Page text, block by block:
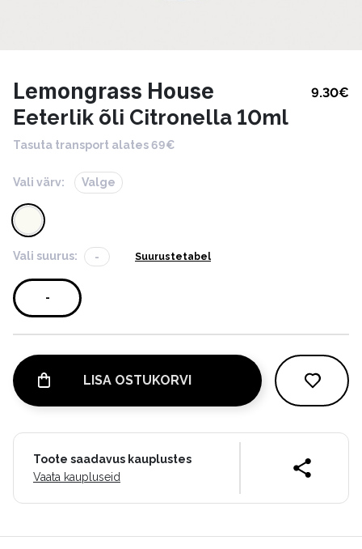
Lemongrass House 9.30€
Eeterlik õli Citronella 10ml
Tasuta transport alates 69€
Vali värv: Valge
Vali suurus: - Suurustetabel
-
LISA OSTUKORVI
Toote saadavus kauplustes
Vaata kaupluseid